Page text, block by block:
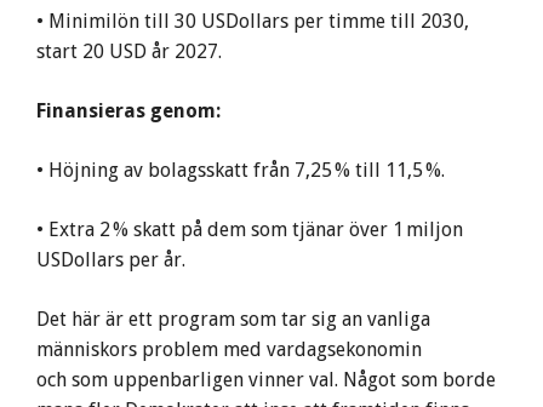
• Minimilön till 30 USDollars per timme till 2030,
start 20 USD år 2027.
Finansieras genom:
• Höjning av bolagsskatt från 7,25 % till 11,5 %.
• Extra 2 % skatt på dem som tjänar över 1 miljon
USDollars per år.
Det här är ett program som tar sig an vanliga
människors problem med vardagsekonomin
och som uppenbarligen vinner val. Något som borde